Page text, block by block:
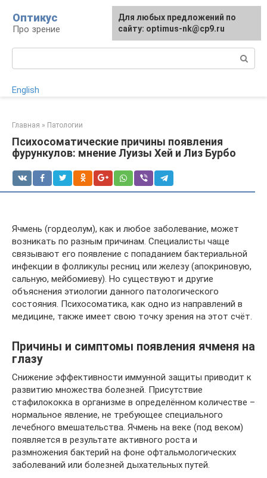
контенту
Оптикус
Про зрение
English
Главная » Патологии
Психосоматические причины появления
фурункулов: мнение Луизы Хей и Лиз Бурбо
Ячмень (гордеолум), как и любое заболевание, может
возникать по разным причинам. Специалисты чаще
связывают его появление с попаданием бактериальной
инфекции в фолликулы ресниц или железу (апокриновую,
сальную, мейбомиеву). Но существуют и другие
объяснения этиологии данного патологического
состояния. Психосоматика, как одно из направлений в
медицине, также имеет свою точку зрения на этот счёт.
Причины и симптомы появления ячменя на
глазу
Снижение эффективности иммунной защиты приводит к
развитию множества болезней. Присутствие
стафилококка в организме в определённом количестве –
нормальное явление, не требующее специального
лечебного вмешательства. Ячмень на веке (под веком)
появляется в результате активного роста и
размножения бактерий на фоне офтальмологических
заболеваний или болезней дыхательных путей.
Для любых предложений по
сайту: optimus-nk@cp9.ru